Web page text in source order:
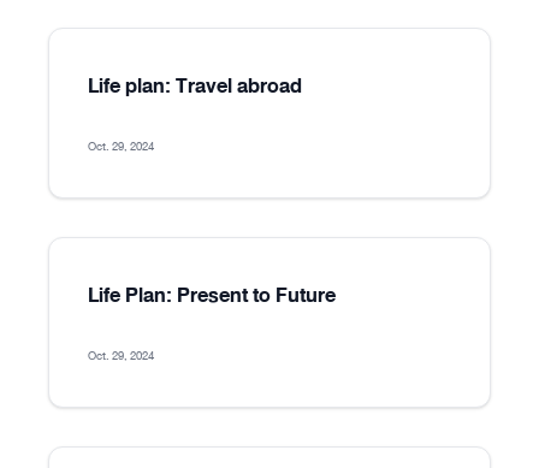
Life plan: Travel abroad
Oct. 29, 2024
Life Plan: Present to Future
Oct. 29, 2024